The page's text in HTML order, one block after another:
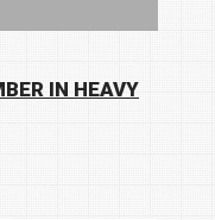
IN HEAVY